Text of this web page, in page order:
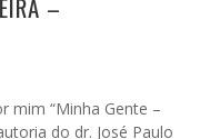
–
mim “Minha Gente –
do dr. José Paulo